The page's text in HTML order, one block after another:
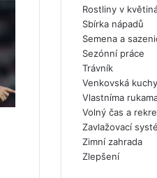
Rostliny v
Sbírka nápadů
Semena a
Sezónní práce
Trávník
Venkovská
Vlastníma
Volný čas a
Zavlažovací
Zimní zahrada
Zlepšení